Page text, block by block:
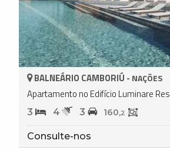
BALNEÁRIO CAMBORIÚ - NAÇÕES
Apartamento no Edifício Luminare
3 4 3 160,2
Consulte-nos